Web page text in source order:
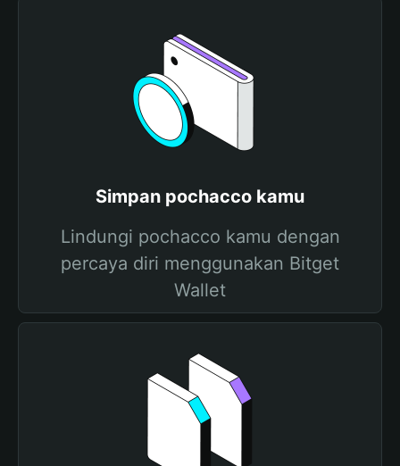
Simpan pochacco kamu
Lindungi pochacco kamu dengan
percaya diri menggunakan Bitget
Wallet